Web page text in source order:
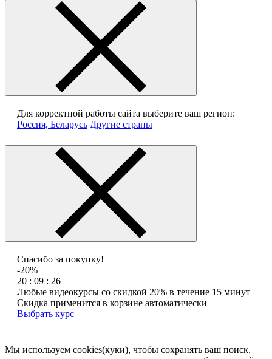
Для корректной работы сайта выберите ваш регион:
Россия, Беларусь Другие страны
Спасибо за покупку!
-20%
20 : 09 : 26
Любые видеокурсы со скидкой 20% в течение 15 минут
Скидка применится в корзине автоматически
Выбрать курс
Мы используем cookies(куки), чтобы сохранять ваш поиск,